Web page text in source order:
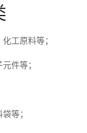
工原料等；
件等；
等；